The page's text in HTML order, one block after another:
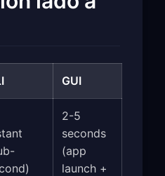
GUI
2-5
seconds
(app
launch +